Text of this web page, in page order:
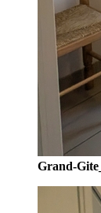
Grand-